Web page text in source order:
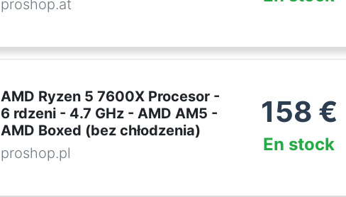
proshop.at
AMD Ryzen 5 7600X Procesor -
6 rdzeni - 4.7 GHz - AMD AM5 -
AMD Boxed (bez chłodzenia)
proshop.pl
158 €
En stock